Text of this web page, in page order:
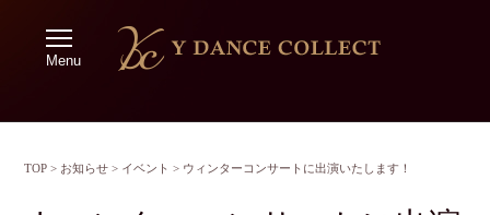
Menu
TOP > お知らせ > イベント > ウィンターコンサートに出演いたします！